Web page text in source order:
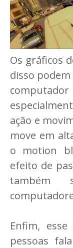
Os gráficos
disso
ação e
move em
o motion
efeito de
Enfim,
pessoas